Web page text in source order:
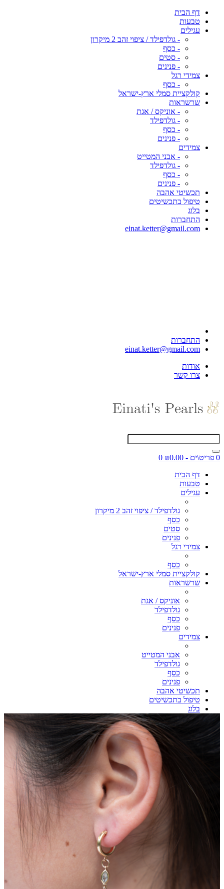
דף הבית
טבעות
עגילים
- גולדפילד / ציפוי זהב 2 מיקרון
- כסף
- סטים
- פנינים
צמידי רגל
- כסף
קולקציית סמלי ארץ-ישראל
שרשראות
- אוניקס / אגת
- גולדפילד
- כסף
- פנינים
צמידים
- אבני המטייט
- גולדפילד
- כסף
- פנינים
תכשיטי אהבה
טיפול בתכשיטים
בלוג
התחברות
einat.ketter@gmail.com
התחברות
einat.ketter@gmail.com
אודות
צרו קשר
0 פריט\ים - ₪0.00
0
דף הבית
טבעות
עגילים
גולדפילד / ציפוי זהב 2 מיקרון
כסף
סטים
פנינים
צמידי רגל
כסף
קולקציית סמלי ארץ-ישראל
שרשראות
אוניקס / אגת
גולדפילד
כסף
פנינים
צמידים
אבני המטייט
גולדפילד
כסף
פנינים
תכשיטי אהבה
טיפול בתכשיטים
בלוג